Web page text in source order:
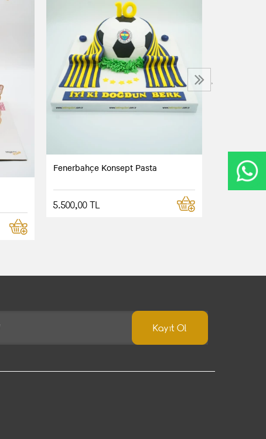
Fenerbahçe Konsept Pasta
5.500,00 TL
›
Kayıt Ol